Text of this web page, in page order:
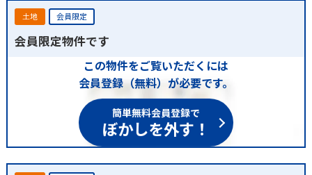
土地 会員限定
会員限定物件です
この物件をご覧いただくには
会員登録（無料）が必要です。
簡単無料会員登録で
ぼかしを外す！